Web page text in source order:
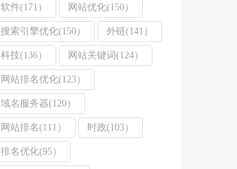
软件(171） 网站优化(150）
搜索引擎优化(150） 外链(141）
科技(136） 网站关键词(124）
网站排名优化(123）
域名服务器(120）
网站排名(111） 时政(103）
排名优化(95）